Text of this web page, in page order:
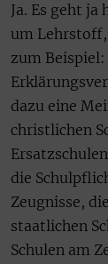
Ja. Es geht
um
zum
dazu eine
christlichen
die
Zeugnisse,
staatlichen
Schulen am